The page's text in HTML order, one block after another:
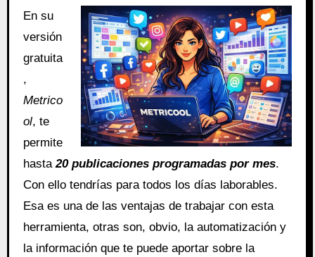
En su
versión
gratuita
,
Metrico
ol, te
permite
hasta20 publicaciones programadas por mes.
Con ello tendrías para todos los días laborables.
Esa es una de las ventajas de trabajar con esta
herramienta, otras son, obvio, la automatización y
la información que te puede aportar sobre la